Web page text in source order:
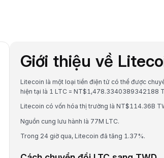
Giới thiệu về
Litecoin là một loại tiền điện tử có thể được
hiện tại là 1 LTC = NT$1,478.3340389342188
Litecoin có vốn hóa thị trường là NT$114.36B
Nguồn cung lưu hành là 77M LTC.
Trong 24 giờ qua, Litecoin đã tăng 1.37%.